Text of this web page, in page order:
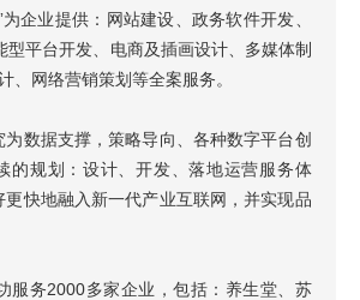
为企业提供：网站建设、政务软件开发、
型平台开发、电商及插画设计、多媒体制
、网络营销策划等全案服务。
数据支撑，策略导向、各种数字平台创
的规划：设计、开发、落地运营服务体
更快地融入新一代产业互联网，并实现品
服务2000多家企业，包括：养生堂、苏